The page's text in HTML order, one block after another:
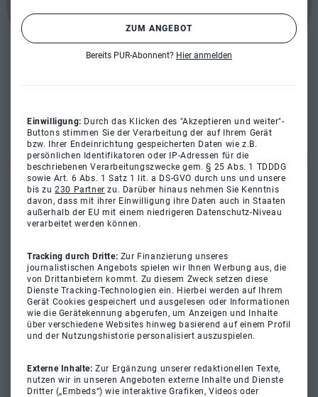
ZUM ANGEBOT
Bereits PUR-Abonnent? Hier anmelden
Einwilligung: Durch das Klicken des "Akzeptieren und weiter"-
Buttons stimmen Sie der Verarbeitung der auf Ihrem Gerät
bzw. Ihrer Endeinrichtung gespeicherten Daten wie z.B.
persönlichen Identifikatoren oder IP-Adressen für die
beschriebenen Verarbeitungszwecke gem. § 25 Abs. 1 TDDDG
sowie Art. 6 Abs. 1 Satz 1 lit. a DS-GVO durch uns und unsere
bis zu230 Partner zu. Darüber hinaus nehmen Sie Kenntnis
davon, dass mit ihrer Einwilligung ihre Daten auch in Staaten
außerhalb der EU mit einem niedrigeren Datenschutz-Niveau
verarbeitet werden können.
Tracking durch Dritte: Zur Finanzierung unseres
journalistischen Angebots spielen wir Ihnen Werbung aus, die
von Drittanbietern kommt. Zu diesem Zweck setzen diese
Dienste Tracking-Technologien ein. Hierbei werden auf Ihrem
Gerät Cookies gespeichert und ausgelesen oder Informationen
wie die Gerätekennung abgerufen, um Anzeigen und Inhalte
über verschiedene Websites hinweg basierend auf einem Profil
und der Nutzungshistorie personalisiert auszuspielen.
Externe Inhalte:Zur Ergänzung unserer redaktionellen Texte,
nutzen wir in unseren Angeboten externe Inhalte und Dienste
Dritter („Embeds“) wie interaktive Grafiken, Videos oder